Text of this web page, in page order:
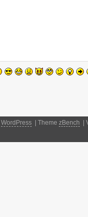
WordPress | Theme zBench |